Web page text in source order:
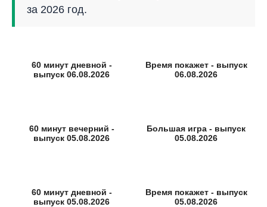
за 2026 год.
60 минут дневной -
выпуск 06.08.2026
Время покажет - выпуск
06.08.2026
60 минут вечерний -
выпуск 05.08.2026
Большая игра - выпуск
05.08.2026
60 минут дневной -
выпуск 05.08.2026
Время покажет - выпуск
05.08.2026